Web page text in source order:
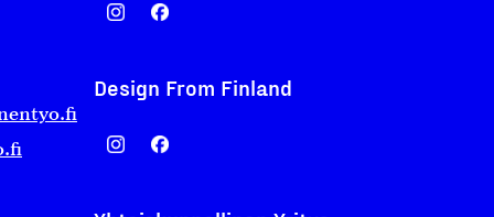
Design From Finland